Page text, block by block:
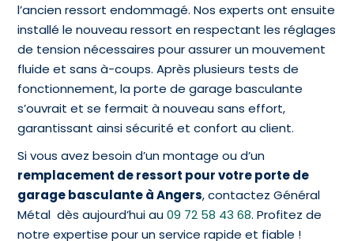
l’ancien ressort endommagé. Nos experts ont ensuite
installé le nouveau ressort en respectant les réglages
de tension nécessaires pour assurer un mouvement
fluide et sans à-coups. Après plusieurs tests de
fonctionnement, la porte de garage basculante
s’ouvrait et se fermait à nouveau sans effort,
garantissant ainsi sécurité et confort au client.
Si vous avez besoin d’un montage ou d’un
remplacement de ressort pour votre porte de
garage basculante à Angers, contactez Général
Métal dès aujourd’hui au09 72 58 43 68. Profitez de
notre expertise pour un service rapide et fiable !